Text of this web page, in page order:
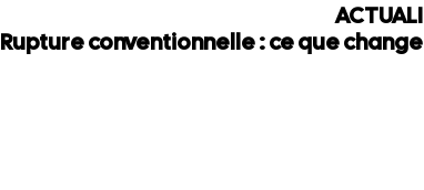
Rupture conventionnelle : ce que